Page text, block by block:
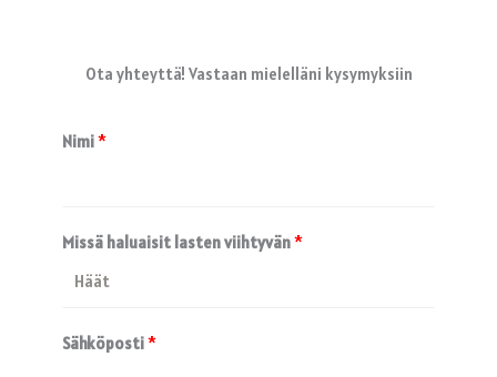
Ota yhteyttä! Vastaan mielelläni kysymyksiin
Nimi*
Missä haluaisit lasten viihtyvän*
Sähköposti*